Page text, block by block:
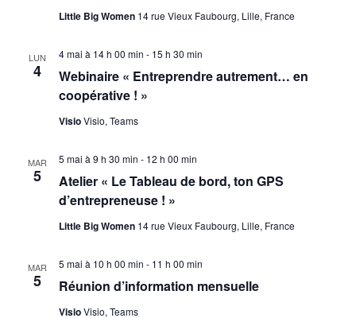
Little Big Women 14 rue Vieux Faubourg, Lille, France
LUN
4
Webinaire « Entreprendre autrement… en
coopérative ! »
4 mai à 14 h 00 min - 15 h 30 min
VisioVisio, Teams
MAR
5
Atelier « Le Tableau de bord, ton GPS
d’entrepreneuse ! »
5 mai à 9 h 30 min - 12 h 00 min
Little Big Women 14 rue Vieux Faubourg, Lille, France
MAR
5 Réunion d’information mensuelle
5 mai à 10 h 00 min - 11 h 00 min
VisioVisio, Teams